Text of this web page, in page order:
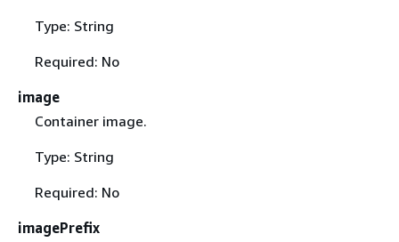
Type: String
Required: No
image
Container image.
Type: String
Required: No
imagePrefix